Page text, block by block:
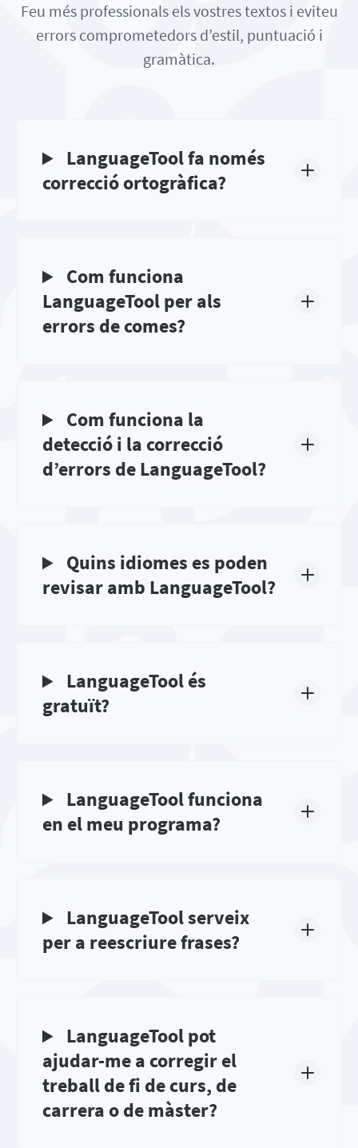
Feu més professionals els vostres textos i eviteu
errors comprometedors d’estil, puntuació i
gramàtica.
LanguageTool fa només
correcció ortogràfica?
Com funciona
LanguageTool per als
errors de comes?
Com funciona la
detecció i la correcció
d’errors de LanguageTool?
Quins idiomes es poden
revisar amb LanguageTool?
LanguageTool és
gratuït?
LanguageTool funciona
en el meu programa?
LanguageTool serveix
per a reescriure frases?
LanguageTool pot
ajudar-me a corregir el
treball de fi de curs, de
carrera o de màster?